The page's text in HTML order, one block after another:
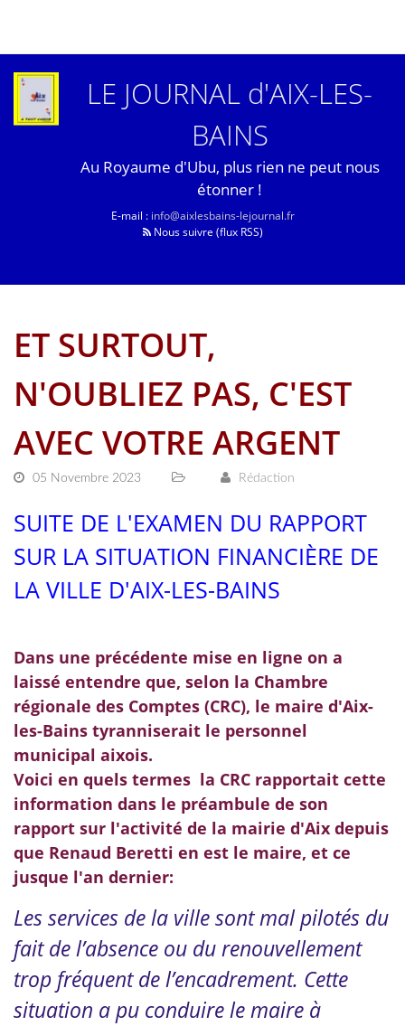
LE JOURNAL d'AIX-LES-
BAINS
Au Royaume d'Ubu, plus rien ne peut nous
étonner !
E-mail : info@aixlesbains-lejournal.fr
Nous suivre (flux RSS)
ET SURTOUT,
N'OUBLIEZ PAS, C'EST
AVEC VOTRE ARGENT
05 Novembre 2023 Rédaction
SUITE DE L'EXAMEN DU RAPPORT
SUR LA SITUATION FINANCIÈRE DE
LA VILLE D'AIX-LES-BAINS
Dans une précédente mise en ligne on a
laissé entendre que, selon la Chambre
régionale des Comptes (CRC), le maire d'Aix-
les-Bains tyranniserait le personnel
municipal aixois.
Voici en quels termes la CRC rapportait cette
information dans le préambule de son
rapport sur l'activité de la mairie d'Aix depuis
que Renaud Beretti en est le maire, et ce
jusque l'an dernier:
Les services de la ville sont mal pilotés du
fait de l’absence ou du renouvellement
trop fréquent de l’encadrement. Cette
situation a pu conduire le maire à